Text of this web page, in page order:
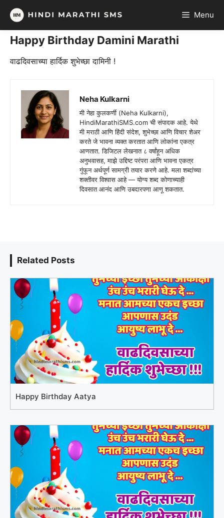
Skip
content
Menu
Happy Birthday Damini Marathi
वाढदिवसाच्या हार्दिक शुभेच्छा दामिनी !
Neha Kulkarni
मी नेहा कुलकर्णी (Neha Kulkarni),
HindiMarathiSMS.com ची संपादक आहे. येथे
मी मराठी आणि हिंदी संदेश, शुभेच्छा आणि विचार शेअर
करते जे भावना व्यक्त करतात आणि लोकांना एकत्र
आणतात. डिजिटल लेखनात ८ वर्षांहून अधिक
अनुभवासह, माझे उद्दिष्ट परंपरा आणि भावना एकत्र
गुंफून अर्थपूर्ण सामग्री तयार करणे आहे. मला शब्दांच्या
शक्तीवर विश्वास आहे — योग्य शब्द कोणाच्याही
दिवसात आनंद आणि उबदारपणा आणू शकतात.
Related Posts
Happy Birthday Aatya